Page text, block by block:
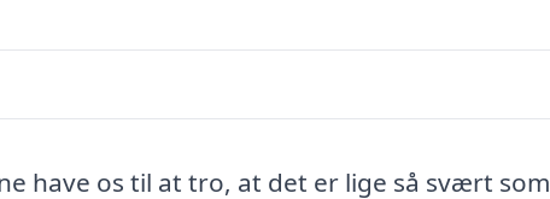
have os til at tro, at det er lige så svært som